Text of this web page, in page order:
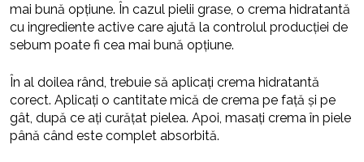
mai bună opțiune. În cazul pielii grase, o crema hidratantă
cu ingrediente active care ajută la controlul producției de
sebum poate fi cea mai bună opțiune.
În al doilea rând, trebuie să aplicați crema hidratantă
corect. Aplicați o cantitate mică de crema pe față și pe
gât, după ce ați curățat pielea. Apoi, masați crema în piele
până când este complet absorbită.